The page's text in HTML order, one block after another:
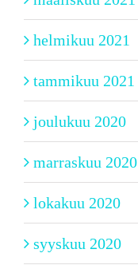
helmikuu 2021
tammikuu 2021
joulukuu 2020
marraskuu 2020
lokakuu 2020
syyskuu 2020